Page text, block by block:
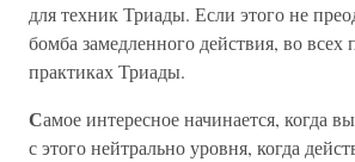
для техник Триады. Если этого не
бомба замедленного действия, во
практиках Триады.
Самое интересное начинается, когда
с этого нейтрально уровня, когда